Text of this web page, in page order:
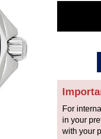
For
in your
with your